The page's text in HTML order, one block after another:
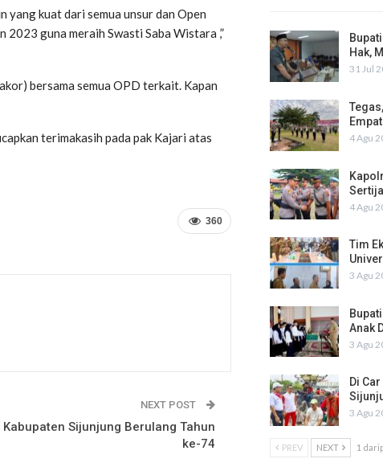
yang kuat dari semua unsur dan Open
guna meraih Swasti Saba Wistara ,”
bersama semua OPD terkait. Kapan
terimakasih pada pak Kajari atas
360
NEXT POST
Sijunjung Berulang Tahun
ke-74
Hak,
31 Jul
4 Agu
4 Agu
Tim
3 Agu
Anak
3 Agu
Di
3 Agu
PREV NEXT 1